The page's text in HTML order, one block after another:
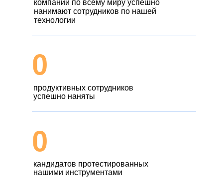
компаний по всему миру успешно
нанимают сотрудников по нашей
технологии
кандидатов протестированных
нашими инструментами
0
0
продуктивных сотрудников
успешно наняты